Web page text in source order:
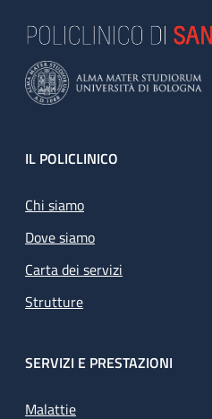
Footer
IL POLICLINICO
Chi siamo
Dove siamo
Carta dei servizi
Strutture
SERVIZI E PRESTAZIONI
Malattie